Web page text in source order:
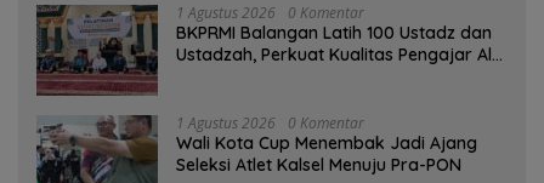
1 Agustus 2026 0 Komentar
BKPRMI Balangan Latih 100 Ustadz dan
Ustadzah, Perkuat Kualitas Pengajar Al-
1 Agustus 2026 0 Komentar
Wali Kota Cup Menembak Jadi Ajang
Seleksi Atlet Kalsel Menuju Pra-PON